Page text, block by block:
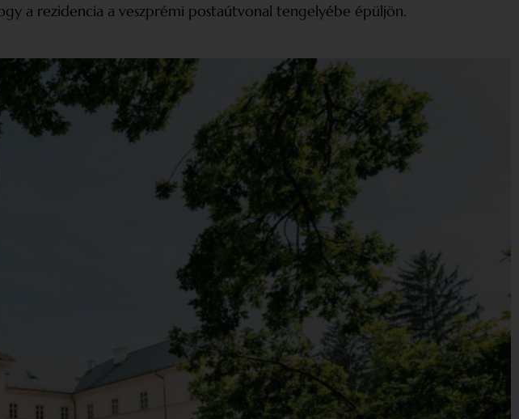
a rezidencia a veszprémi postaútvonal tengelyébe épüljön.